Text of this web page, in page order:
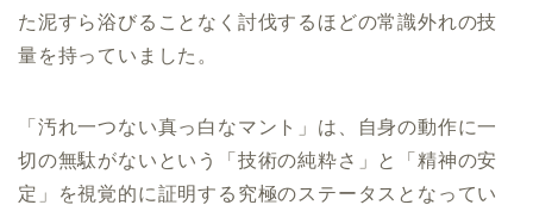
た泥すら浴びることなく討伐するほどの常識外れの技
量を持っていました。
「汚れ一つない真っ白なマント」は、自身の動作に一
切の無駄がないという「技術の純粋さ」と「精神の安
定」を視覚的に証明する究極のステータスとなってい